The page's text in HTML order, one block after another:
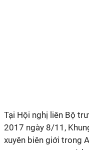
Tại Hội nghị liên Bộ
2017 ngày 8/11,
xuyên biên giới trong